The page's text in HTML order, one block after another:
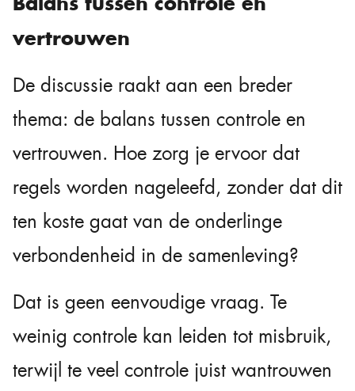
vertrouwen
De discussie raakt aan een breder
thema: de balans tussen controle en
vertrouwen. Hoe zorg je ervoor dat
regels worden nageleefd, zonder dat dit
ten koste gaat van de onderlinge
verbondenheid in de samenleving?
Dat is geen eenvoudige vraag. Te
weinig controle kan leiden tot misbruik,
terwijl te veel controle juist wantrouwen